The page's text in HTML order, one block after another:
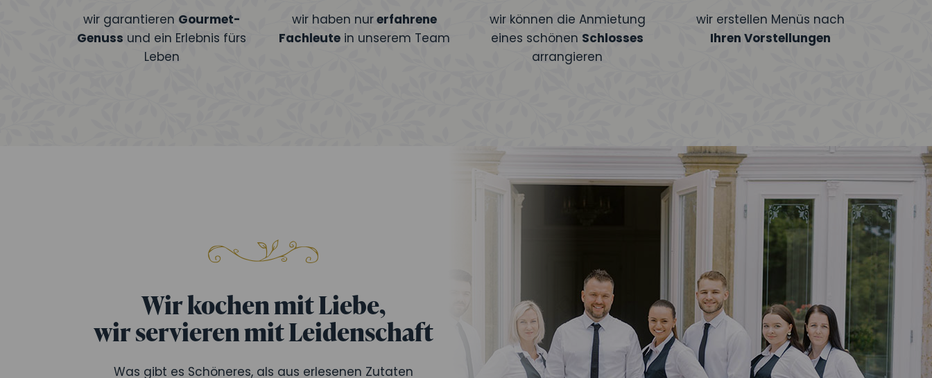
wir garantieren Gourmet-
Genuss und ein Erlebnis fürs
Leben
wir haben nurerfahrene
Fachleute in unserem Team
wir können die Anmietung
eines schönen Schlosses
arrangieren
wir erstellen Menüs nach
Ihren Vorstellungen
Wir kochen mit Liebe,
wir servieren mit Leidenschaft
Was gibt es Schöneres, als aus erlesenen Zutaten